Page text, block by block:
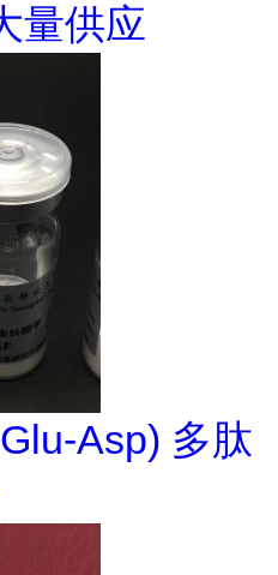
量供应
Asp) 多肽